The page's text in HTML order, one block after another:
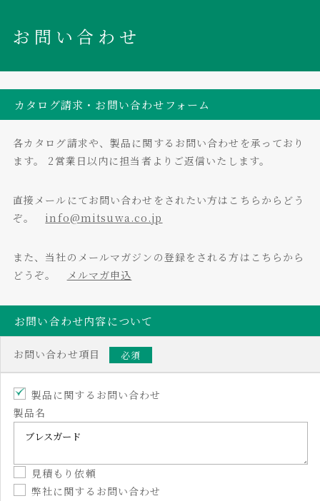
お問い合わせ
カタログ請求・お問い合わせフォーム
各カタログ請求や、製品に関するお問い合わせを承っており
ます。
2営業日以内に担当者よりご返信いたします。
直接メールにてお問い合わせをされたい方はこちらからどう
ぞ。 info@mitsuwa.co.jp
また、当社のメールマガジンの登録をされる方はこちらから
どうぞ。
メルマガ申込
お問い合わせ内容について
お問い合わせ項目 必須
製品に関するお問い合わせ
製品名
見積もり依頼
弊社に関するお問い合わせ